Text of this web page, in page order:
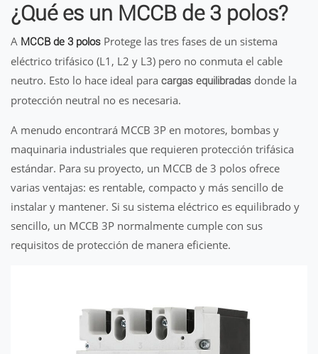
¿Qué es un MCCB de 3 polos?
A MCCB de 3 polos Protege las tres fases de un sistema
eléctrico trifásico (L1, L2 y L3) pero no conmuta el cable
neutro. Esto lo hace ideal para cargas equilibradas donde la
protección neutral no es necesaria.
A menudo encontrará MCCB 3P en motores, bombas y
maquinaria industriales que requieren protección trifásica
estándar. Para su proyecto, un MCCB de 3 polos ofrece
varias ventajas: es rentable, compacto y más sencillo de
instalar y mantener. Si su sistema eléctrico es equilibrado y
sencillo, un MCCB 3P normalmente cumple con sus
requisitos de protección de manera eficiente.